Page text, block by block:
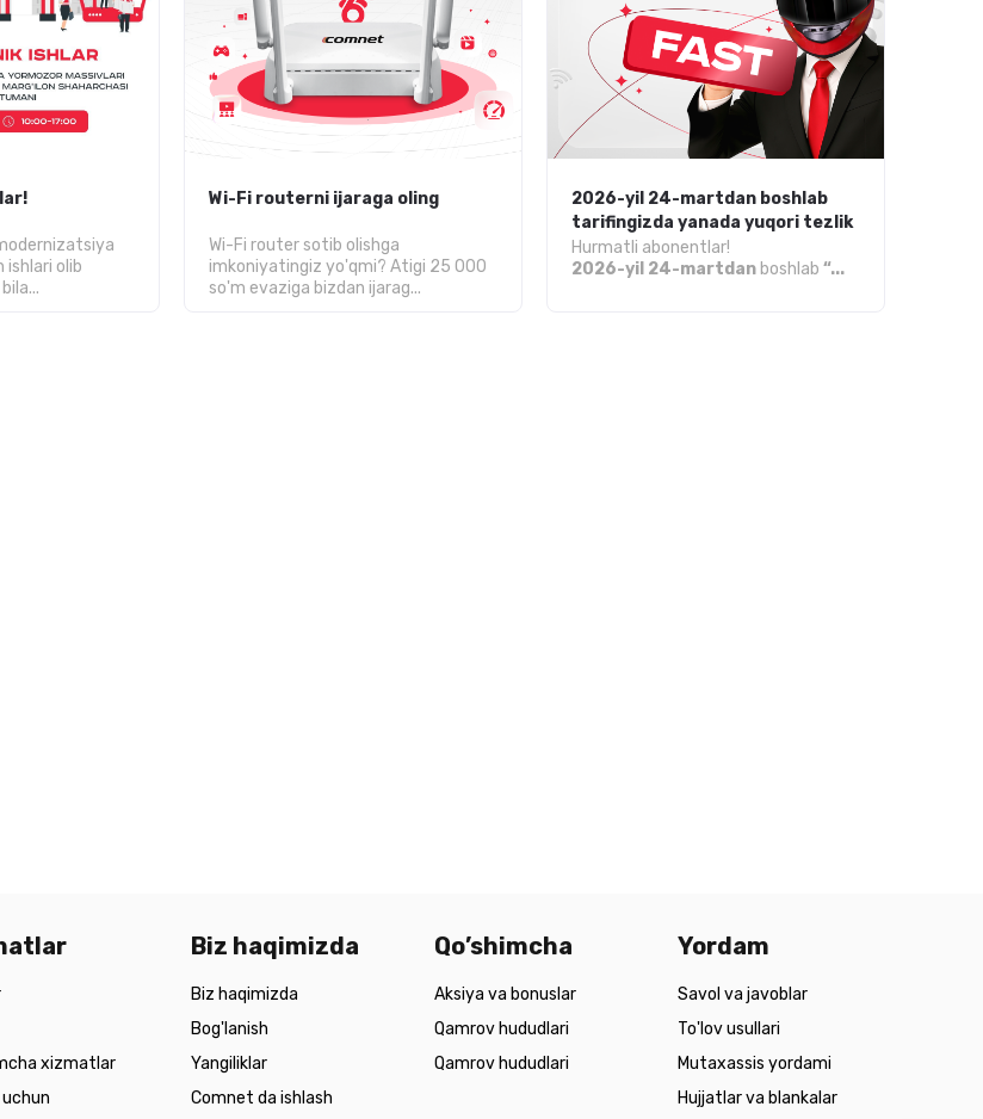
ishlari olib
Wi-Fi routerni ijaraga oling
Wi-Fi router sotib olishga
imkoniyatingiz yo'qmi? Atigi 25 000
so'm evaziga bizdan ijarag...
2026-yil 24-martdan boshlab
tarifingizda yanada yuqori tezlik
Hurmatli abonentlar!
2026-yil 24-martdan boshlab “...
xizmatlar
Biz haqimizda
Biz haqimizda
Bog'lanish
Yangiliklar
Comnet da ishlash
Qo’shimcha
Aksiya va bonuslar
Qamrov hududlari
Qamrov hududlari
Yordam
Savol va javoblar
To'lov usullari
Mutaxassis yordami
Hujjatlar va blankalar